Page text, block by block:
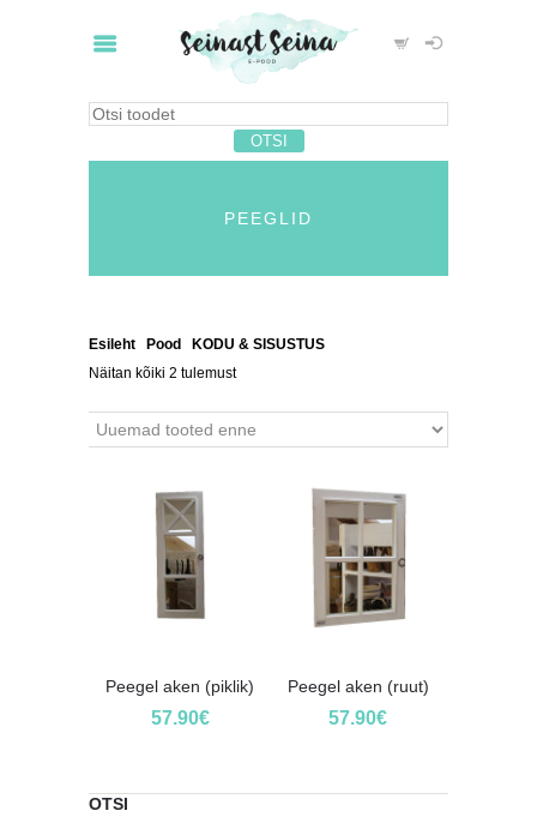
PEEGLID
Esileht Pood KODU & SISUSTUS
Näitan kõiki 2 tulemust
Peegel aken (piklik)
57.90€
Peegel aken (ruut)
57.90€
OTSI